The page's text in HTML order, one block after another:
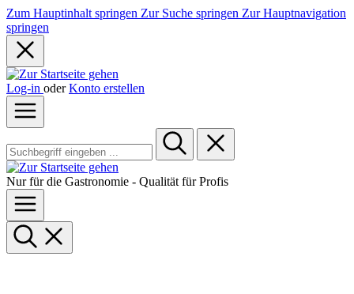
Zum Hauptinhalt springen Zur Suche springen Zur Hauptnavigation
springen
Log-in oder Konto erstellen
Nur für die Gastronomie - Qualität für Profis